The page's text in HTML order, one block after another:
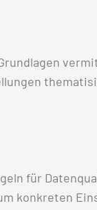
für
konkreten